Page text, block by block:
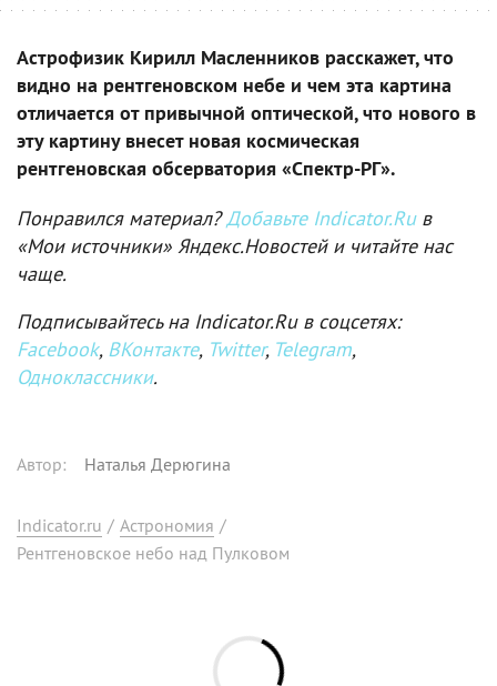
Астрофизик Кирилл Масленников расскажет, что
видно на рентгеновском небе и чем эта картина
отличается от привычной оптической, что нового в
эту картину внесет новая космическая
рентгеновская обсерватория «Спектр-РГ».
Понравился материал?Добавьте Indicator.Ruв
«Мои источники» Яндекс.Новостей и читайте нас
чаще.
Подписывайтесь на Indicator.Ru в соцсетях:
Facebook, ВКонтакте, Twitter, Telegram,
Одноклассники.
Автор: Наталья Дерюгина
Indicator.ru / Астрономия /
Рентгеновское небо над Пулковом